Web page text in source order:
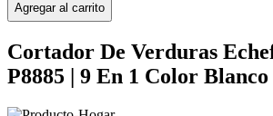
Agregar al carrito
Cortador De Verduras
P8885 | 9 En 1 Color Blanco